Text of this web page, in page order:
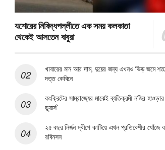
যশোরের নিষিদ্ধপল্লীতে এক সময় কলকাতা
থেকেই আসতেন বাবুরা
খাবারের মান আর দাম, দুয়ের জন্য এখনও ভিড় জমে
দত্ত কেবিনে
কংক্রিটের সাম্রাজ্যের মাঝেই ব্যতিক্রমী নজির হাওড়ার
ডুয়ার্স’
২৫ বছর নির্জন দ্বীপে কাটিয়ে এখন প্রতিবেশীর খোঁজে
রবিনসন